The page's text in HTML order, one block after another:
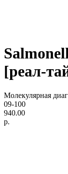
[реал-
Молекулярная
09-100
940.00
р.